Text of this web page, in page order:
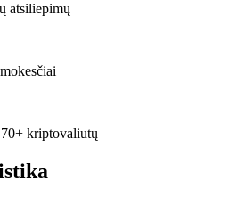
atsiliepimų
kriptovaliutų